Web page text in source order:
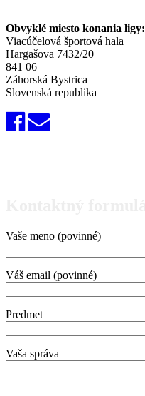
Obvyklé miesto konania ligy:
Viacúčelová športová hala
Hargašova 7432/20
841 06
Záhorská Bystrica
Slovenská republika
Vaše meno (povinné)
Váš email (povinné)
Predmet
Vaša správa